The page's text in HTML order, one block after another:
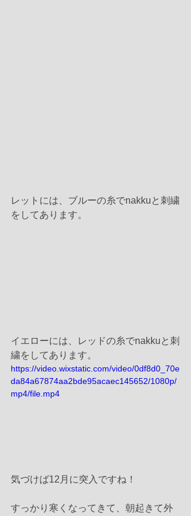
レットには、ブルーの糸でnakkuと刺繍
をしてあります。
イエローには、レッドの糸でnakkuと刺
繍をしてあります。
https://video.wixstatic.com/video/0df8d0_70e
da84a67874aa2bde95acaec145652/1080p/
mp4/file.mp4
気づけば12月に突入ですね！
すっかり寒くなってきて、朝起きて外